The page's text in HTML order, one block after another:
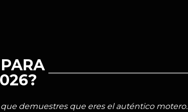
demuestres que eres el auténtico motero.